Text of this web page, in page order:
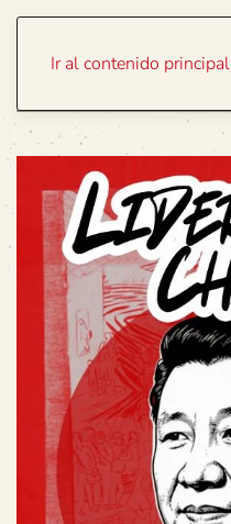
Ir al contenido principal